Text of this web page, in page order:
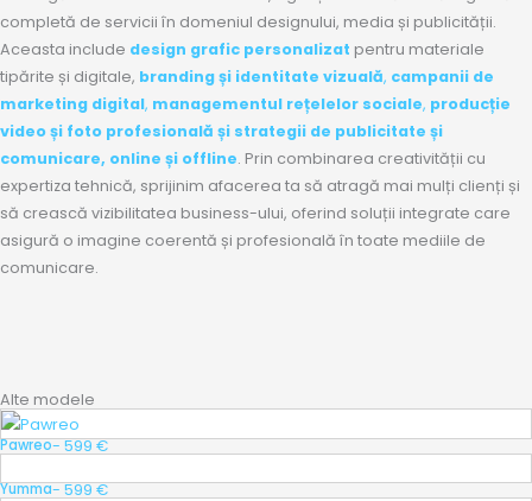
completă de servicii în domeniul designului, media și publicității.
Aceasta include design grafic personalizat pentru materiale
tipărite și digitale, branding și identitate vizuală, campanii de
marketing digital, managementul rețelelor sociale, producție
video și foto profesională și strategii de publicitate și
comunicare, online și offline. Prin combinarea creativității cu
expertiza tehnică, sprijinim afacerea ta să atragă mai mulți clienți și
să crească vizibilitatea business-ului, oferind soluții integrate care
asigură o imagine coerentă și profesională în toate mediile de
comunicare.
Alte modele
Pawreo- 599 €
Yumma- 599 €